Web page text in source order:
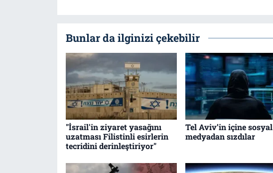
Bunlar da ilginizi çekebilir
"İsrail'in ziyaret yasağını
uzatması Filistinli esirlerin
tecridini derinleştiriyor"
Tel Aviv’in içine sosyal
medyadan sızdılar